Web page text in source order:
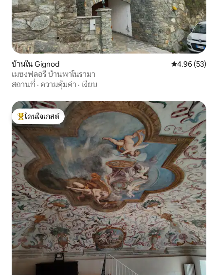
บ้านใน Gignod คะแนนเฉลี่ย
4.96 (53)
เมซงฟลอรี บ้านพาโนรามา
สถานที่ · ความคุ้มค่า · เงียบ
โดนใจเกสต์ที่สุด
โดนใจเกสต์